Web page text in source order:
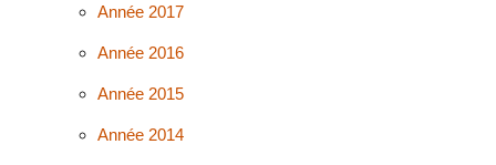
Année 2017
Année 2016
Année 2015
Année 2014